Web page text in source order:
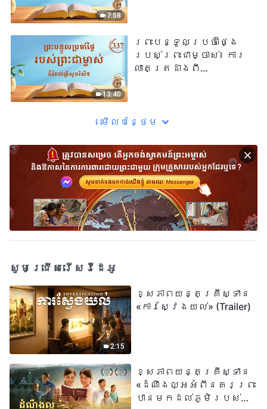
7:58
13:40
ព្រះបន្ទូលប្រចាំថ្ងៃ
របស់ព្រះជាម្ចាស់៖ ការ
លាតត្រដាងពី
មើល​​បន្ថែម​
សូមជ្រើសរើសវីដេអូ
2:15
ខ្សែភាពយន្តគ្រីស្ទាន
«ការស្វែងយល់» (Trailer)
ខ្សែភាពយន្តគ្រីស្ទាន
«ដំណឹងល្អអំពីនគរព្រះ
បានមកដល់​ភូមិរបស់